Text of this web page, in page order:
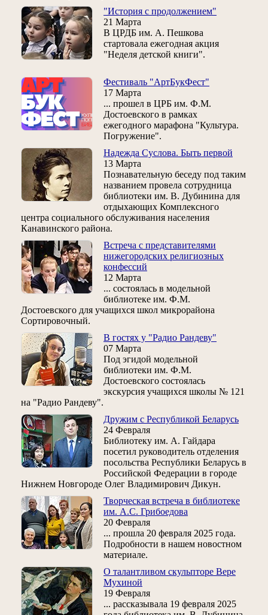
"История с продолжением"
21 Марта
В ЦРДБ им. А. Пешкова
стартовала ежегодная акция
"Неделя детской книги".
Фестиваль "АртБукФест"
17 Марта
... прошел в ЦРБ им. Ф.М.
Достоевского в рамках
ежегодного марафона "Культура.
Погружение".
Надежда Суслова. Быть первой
13 Марта
Познавательную беседу под таким
названием провела сотрудница
библиотеки им. В. Дубинина для
отдыхающих Комплексного
центра социального обслуживания населения
Канавинского района.
Встреча с представителями
нижегородских религиозных
конфессий
12 Марта
... состоялась в модельной
библиотеке им. Ф.М.
Достоевского для учащихся школ микрорайона
Сортировочный.
В гостях у "Радио Рандеву"
07 Марта
Под эгидой модельной
библиотеки им. Ф.М.
Достоевского состоялась
экскурсия учащихся школы № 121
на "Радио Рандеву".
Дружим с Республикой Беларусь
24 Февраля
Библиотеку им. А. Гайдара
посетил руководитель отделения
посольства Республики Беларусь в
Российской Федерации в городе
Нижнем Новгороде Олег Владимирович Дикун.
Творческая встреча в библиотеке
им. А.С. Грибоедова
20 Февраля
... прошла 20 февраля 2025 года.
Подробности в нашем новостном
материале.
О талантливом скульпторе Вере
Мухиной
19 Февраля
... рассказывала 19 февраля 2025